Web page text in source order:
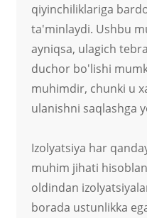
qiyinchiliklariga
ta'minlaydi. Ushbu
ayniqsa, ulagich
duchor bo'lishi
muhimdir, chunki u
ulanishni saqlashga
Izolyatsiya har
muhim jihati
oldindan
borada ustunlikka